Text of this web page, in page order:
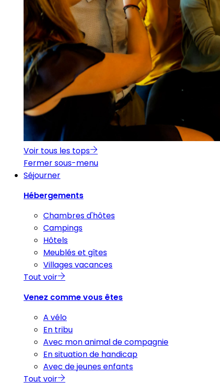
Voir tous les tops
Fermer sous-menu
Séjourner
Hébergements
Chambres d'hôtes
Campings
Hôtels
Meublés et gîtes
Villages vacances
Tout voir
Venez comme vous êtes
A vélo
En tribu
Avec mon animal de compagnie
En situation de handicap
Avec de jeunes enfants
Tout voir